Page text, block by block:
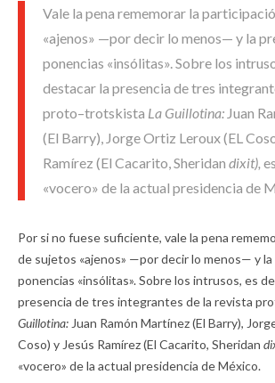
Vale la pena rememorar la
«ajenos» —por decir lo menos— y la
ponencias «insólitas». Sobre los
destacar la presencia de tres
proto–trotskista La Guillotina: Juan
(El Barry), Jorge Ortiz Leroux (EL
Ramírez (El Cacarito, Sheridan dixit),
«vocero» de la actual presidencia de
Por si no fuese suficiente, vale la pena
de sujetos «ajenos» —por decir lo menos— y
ponencias «insólitas». Sobre los intrusos, es
presencia de tres integrantes de la revista
Guillotina: Juan Ramón Martínez (El Barry),
Coso) y Jesús Ramírez (El Cacarito, Sheridan
«vocero» de la actual presidencia de México.